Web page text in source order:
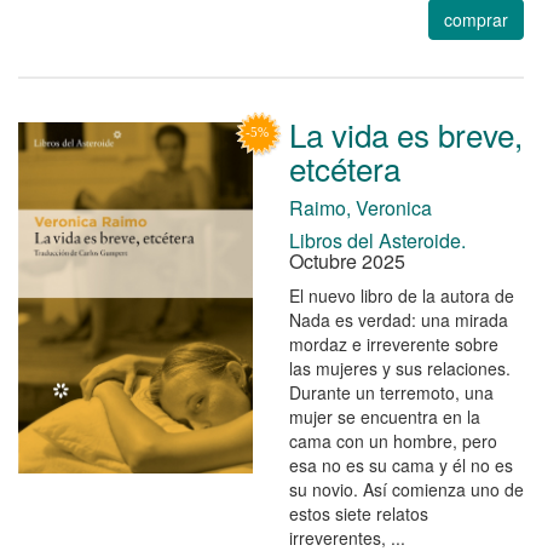
comprar
La vida es breve,
etcétera
Raimo, Veronica
Libros del Asteroide.
Octubre 2025
El nuevo libro de la autora de
Nada es verdad: una mirada
mordaz e irreverente sobre
las mujeres y sus relaciones.
Durante un terremoto, una
mujer se encuentra en la
cama con un hombre, pero
esa no es su cama y él no es
su novio. Así comienza uno de
estos siete relatos
irreverentes, ...